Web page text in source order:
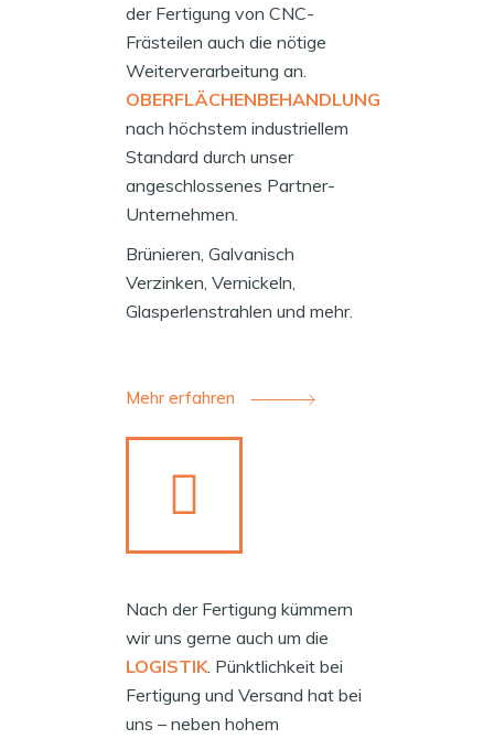
der Fertigung von CNC-
Frästeilen auch die nötige
Weiterverarbeitung an.
OBERFLÄCHENBEHANDLUNG
nach höchstem industriellem
Standard durch unser
angeschlossenes Partner-
Unternehmen.
Brünieren, Galvanisch
Verzinken, Vernickeln,
Glasperlenstrahlen und mehr.
Mehr erfahren
Nach der Fertigung kümmern
wir uns gerne auch um die
LOGISTIK. Pünktlichkeit bei
Fertigung und Versand hat bei
uns – neben hohem